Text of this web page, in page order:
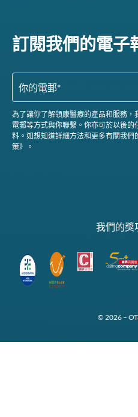
訂閱我們的電子
為了讓你了解領康醫療的產品和服務
電郵等方式與你聯繫。你亦可於以後
料。如想知道詳細方法和更多有關我
策》。
我們的獎
© 2026 –